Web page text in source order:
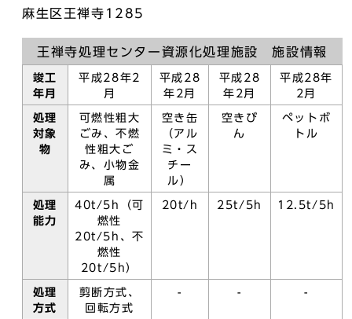
麻生区王禅寺1285
王禅寺処理センター資源化処理施設 施設情報
竣工
年月
平成28年2
月
平成28
年2月
平成28
年2月
平成28年
2月
処理
対象
物
可燃性粗大
ごみ、不燃
性粗大ご
み、小物金
属
空き缶
（アル
ミ・ス
チー
ル）
空きび
ん
ペットボ
トル
処理
能力
40t/5h（可
燃性
20t/5h、不
燃性
20t/5h）
20t/h 25t/5h 12.5t/5h
処理
方式
剪断方式、
回転方式
- - -